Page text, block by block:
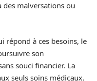
des malversations ou
répond à ces besoins, le
son
souci financier. La
seuls soins médicaux,